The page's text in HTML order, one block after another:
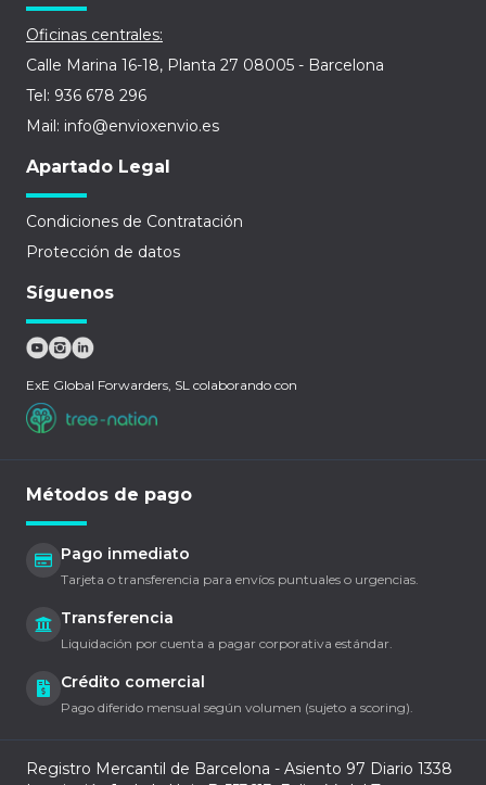
Oficinas centrales:
Calle Marina 16-18, Planta 27 08005 - Barcelona
Tel: 936 678 296
Mail: info@envioxenvio.es
Apartado Legal
Condiciones de Contratación
Protección de datos
Síguenos
ExE Global Forwarders, SL colaborando con
Métodos de pago
Pago inmediato
Tarjeta o transferencia para envíos puntuales o urgencias.
Transferencia
Liquidación por cuenta a pagar corporativa estándar.
Crédito comercial
Pago diferido mensual según volumen (sujeto a scoring).
Registro Mercantil de Barcelona - Asiento 97 Diario 1338